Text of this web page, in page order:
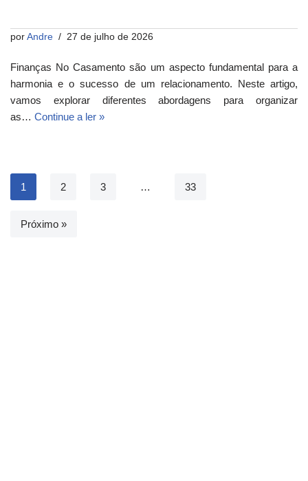
por Andre 27 de julho de 2026
Finanças No Casamento são um aspecto fundamental para a
harmonia e o sucesso de um relacionamento. Neste artigo,
vamos explorar diferentes abordagens para organizar
as… Continue a ler »
1 2 3 … 33
Próximo »